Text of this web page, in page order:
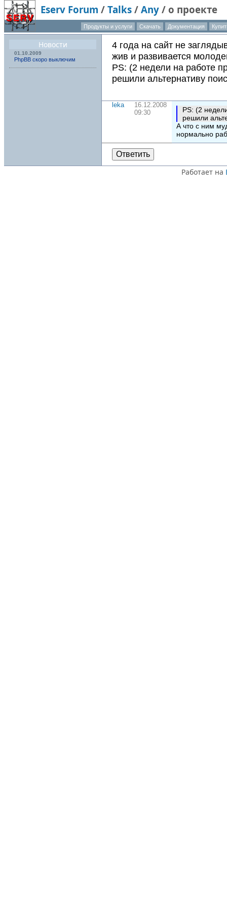
Eserv Forum / Talks / Any / о проекте
Продукты и услуги Скачать Документация
Новости
01.10.2009
PhpBB скоро выключим
4 года на сайт не
жив и развивается
PS: (2 недели на работе
решили альтернативу
leka
16.12.2008
09:30
PS: (2
решили
А что с ним
нормально
Ответить
Работает на